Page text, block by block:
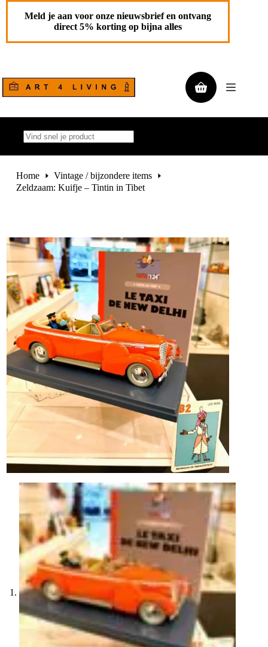
Ga
Zeldzaam: Kuifje – Tintin in Tibet
€175,00
Toevoegen aan
winkelwagen
Meld je aan voor onze nieuwsbrief en ontvang
direct 5% korting op bijna alles
Winkelwagen
resultaten
Home
Vintage / bijzondere items
Zeldzaam: Kuifje – Tintin in Tibet